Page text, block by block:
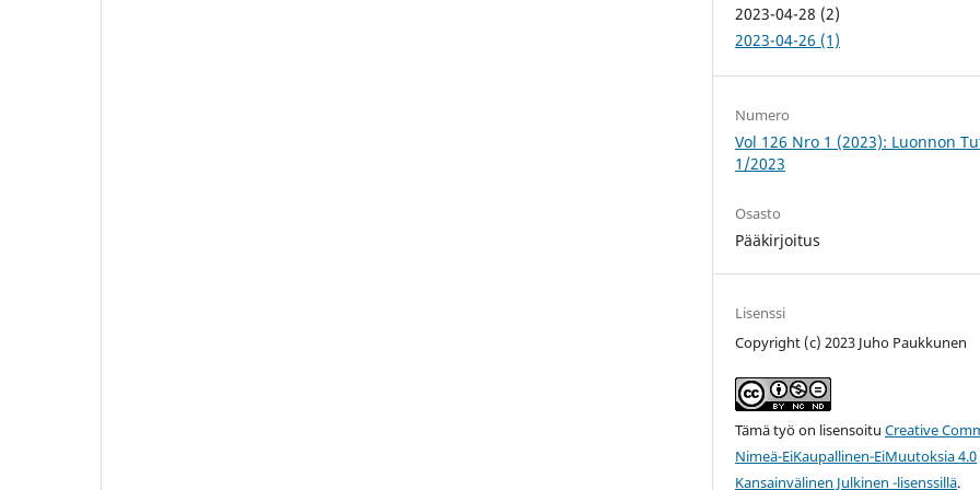
2023-04-28 (2)
2023-04-26 (1)
Numero
Vol 126 Nro 1 (2023): Luonnon
1/2023
Osasto
Pääkirjoitus
Lisenssi
Copyright (c) 2023 Juho Paukkunen
Tämä työ on lisensoituCreative
Nimeä-EiKaupallinen-EiMuutoksia 4.0
Kansainvälinen Julkinen -lisenssillä.